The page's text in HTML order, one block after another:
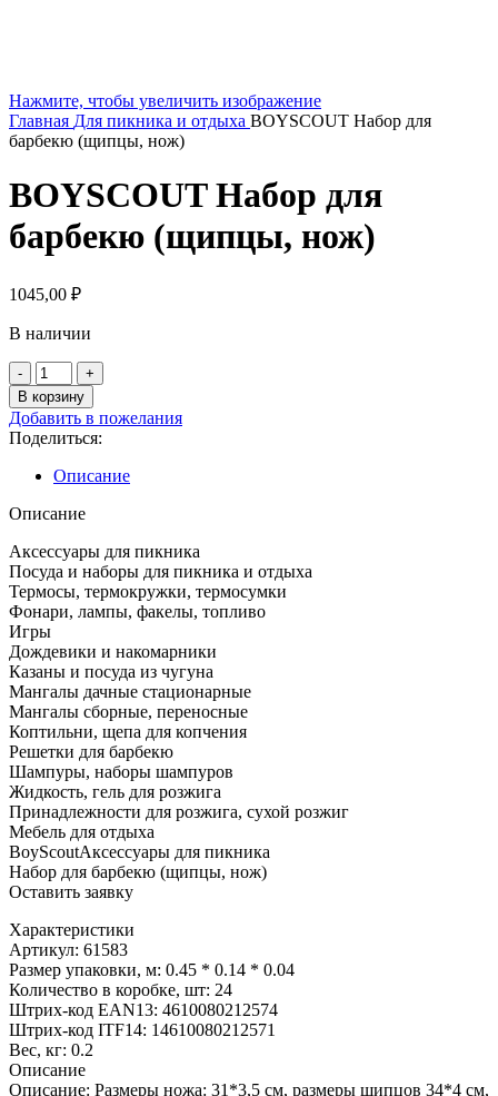
Нажмите, чтобы увеличить изображение
Главная Для пикника и отдыха BOYSCOUT Набор для
барбекю (щипцы, нож)
BOYSCOUT Набор для
барбекю (щипцы, нож)
1045,00 ₽
В наличии
Количество
товара
BOYSCOUT
Набор
для
барбекю
(щипцы,
нож)
В корзину
Добавить в пожелания
Поделиться:
Описание
Описание
Аксессуары для пикника
Посуда и наборы для пикника и отдыха
Термосы, термокружки, термосумки
Фонари, лампы, факелы, топливо
Игры
Дождевики и накомарники
Казаны и посуда из чугуна
Мангалы дачные стационарные
Мангалы сборные, переносные
Коптильни, щепа для копчения
Решетки для барбекю
Шампуры, наборы шампуров
Жидкость, гель для розжига
Принадлежности для розжига, сухой розжиг
Мебель для отдыха
BoyScoutАксессуары для пикника
Набор для барбекю (щипцы, нож)
Оставить заявку
Характеристики
Артикул: 61583
Размер упаковки, м: 0.45 * 0.14 * 0.04
Количество в коробке, шт: 24
Штрих-код EAN13: 4610080212574
Штрих-код ITF14: 14610080212571
Вес, кг: 0.2
Описание
Описание: Размеры ножа: 31*3,5 см, размеры щипцов 34*4 см,